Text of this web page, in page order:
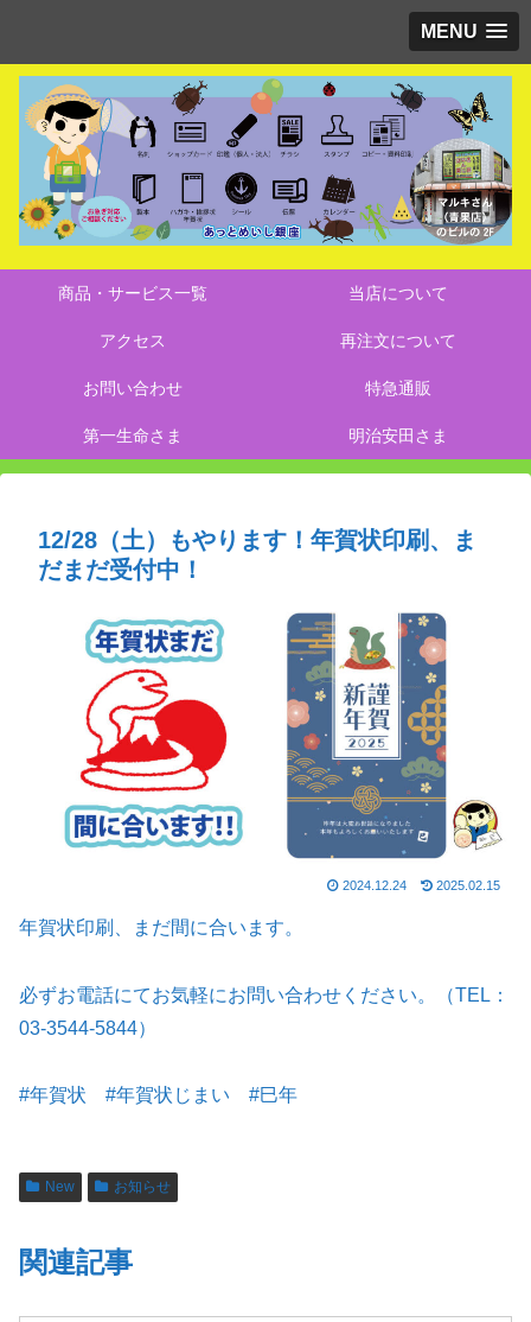
MENU
商品・サービス一覧 当店について
アクセス 再注文について
お問い合わせ 特急通販
第一生命さま 明治安田さま
12/28（土）もやります！年賀状印刷、ま
だまだ受付中！
2024.12.24 2025.02.15
年賀状印刷、まだ間に合います。
必ずお電話にてお気軽にお問い合わせください。（TEL：
03-3544-5844）
#年賀状 #年賀状じまい #巳年
New お知らせ
関連記事